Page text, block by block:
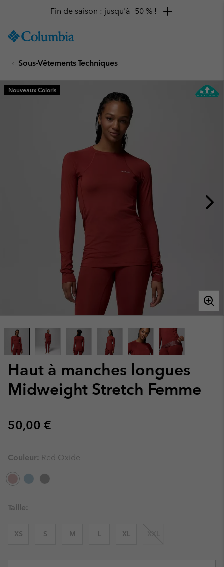
TO
SKIP
MAIN
NAV
Fin de saison : jusqu'à -50 % !
Sous-Vêtements Techniques
Haut à manches longues
Midweight Stretch Femme
Regular price:
50,00 €
Nouveaux Coloris
Couleur: Red Oxide
Taille:
XS S M L XL XXL